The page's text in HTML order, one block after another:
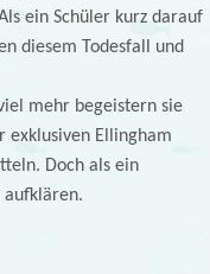
ein Schüler kurz darauf
diesem Todesfall und
mehr begeistern sie
exklusiven Ellingham
Doch als ein
aufklären.